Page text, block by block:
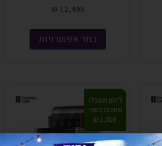
₪ 12,490
בחר אפשרויות
לזמן מוגבל!
מתנות בשווי
1,310 ₪